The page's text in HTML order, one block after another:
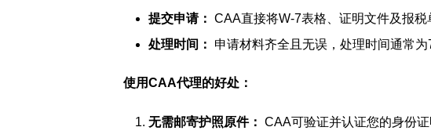
提交申请： CAA直接将W-7表格、证明文件及报税
处理时间：
申请材料齐全且无误，处理时间通常
使用CAA代理的好处：
无需邮寄护照原件： CAA可验证并认证您的身份